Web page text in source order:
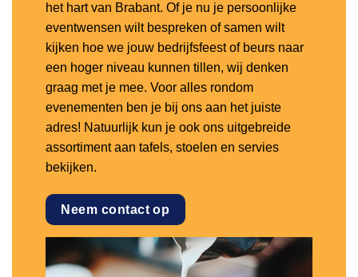
het hart van Brabant. Of je nu je persoonlijke
eventwensen wilt bespreken of samen wilt
kijken hoe we jouw bedrijfsfeest of beurs naar
een hoger niveau kunnen tillen, wij denken
graag met je mee. Voor alles rondom
evenementen ben je bij ons aan het juiste
adres! Natuurlijk kun je ook ons uitgebreide
assortiment aan tafels, stoelen en servies
bekijken.
Neem contact op